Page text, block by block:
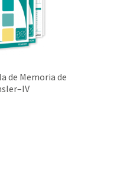
de Memoria de